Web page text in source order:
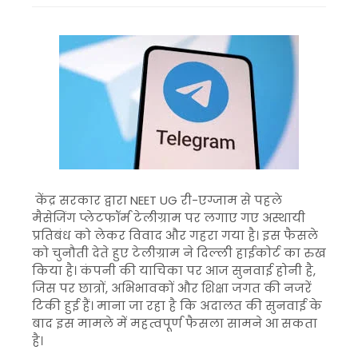
केंद्र सरकार द्वारा NEET UG री-एग्जाम से पहले
मैसेजिंग प्लेटफॉर्म टेलीग्राम पर लगाए गए अस्थायी
प्रतिबंध को लेकर विवाद और गहरा गया है। इस फैसले
को चुनौती देते हुए टेलीग्राम ने दिल्ली हाईकोर्ट का रुख
किया है। कंपनी की याचिका पर आज सुनवाई होनी है,
जिस पर छात्रों, अभिभावकों और शिक्षा जगत की नजरें
टिकी हुई हैं। माना जा रहा है कि अदालत की सुनवाई के
बाद इस मामले में महत्वपूर्ण फैसला सामने आ सकता
है।